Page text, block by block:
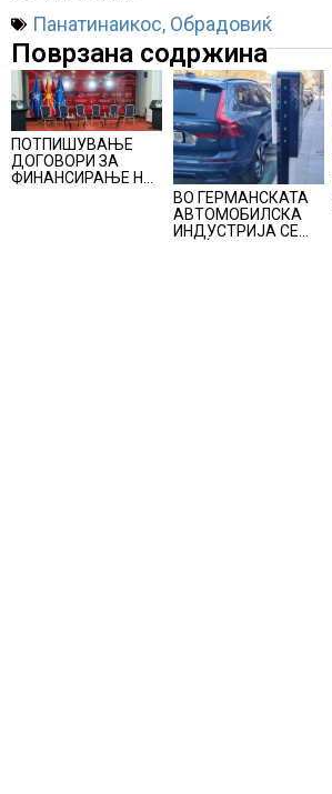
Панатинаикос, Обрадовиќ
Поврзана содржина
ПОТПИШУВАЊЕ
ДОГОВОРИ ЗА
ФИНАНСИРАЊЕ НА
ВО ГЕРМАНСКАТА
АВТОМОБИЛСКА
ИНДУСТРИЈА СЕ